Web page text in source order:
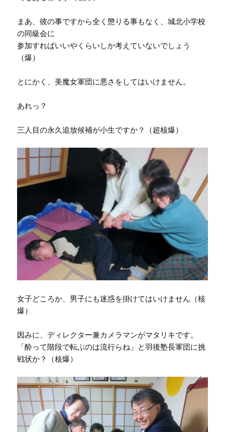
まあ、彼の事ですから全く懲りる事もなく、城北小学校
の同級会に
参加すればいいやくらいしか考えていないでしょう
（爆）
とにかく、美魔女軍団に悪さをしてはいけません。
あれっ？
三人目の永久追放候補が小生ですか？（超核爆）
女子どころか、男子にも迷惑を掛けてはいけません（核
爆）
因みに、ディレクター兼カメラマンがマタリキです。
「酔って階段で転ぶのは流行らね」と羽後塾長軍団に挑
戦状か？（核爆）